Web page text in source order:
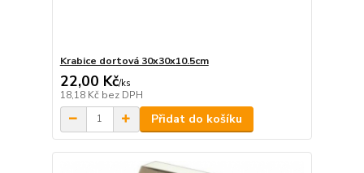
Krabice dortová 30x30x10.5cm
22,00 Kč/ks
18,18 Kč bez DPH
Přidat do košíku